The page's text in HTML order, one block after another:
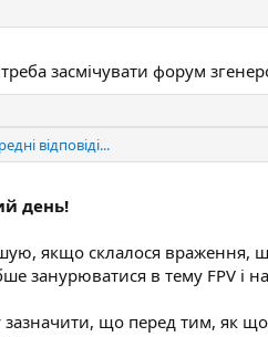
засмічувати форум
відповіді...
день!
якщо склалося враження,
занурюватися в тему FPV і
зазначити, що перед тим, як